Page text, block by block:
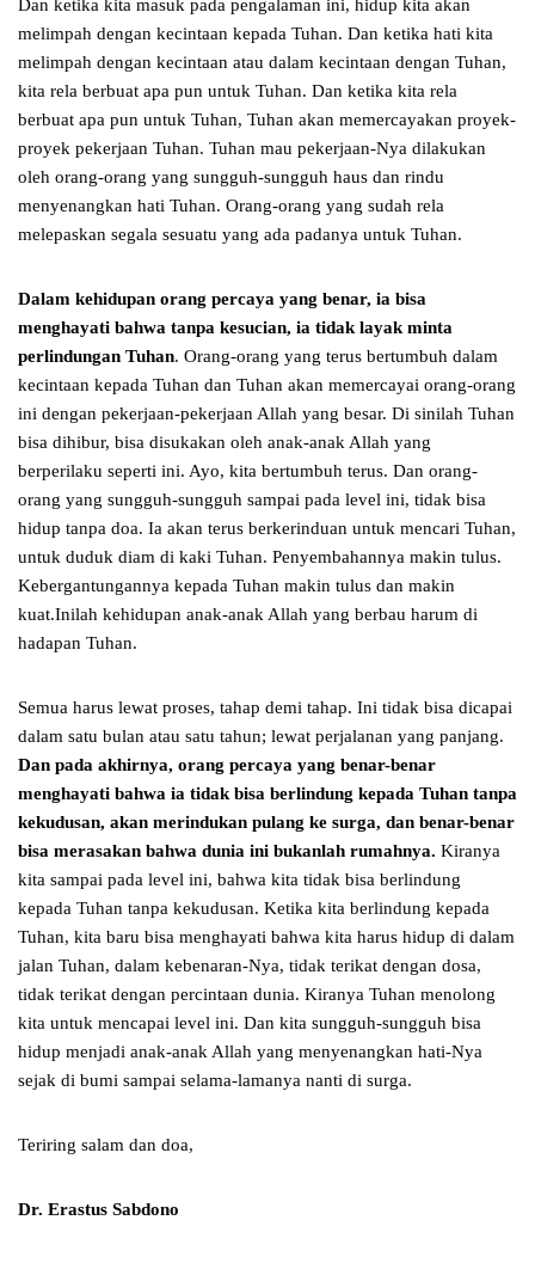
Dan ketika kita masuk pada pengalaman ini, hidup kita akan
melimpah dengan kecintaan kepada Tuhan. Dan ketika hati kita
melimpah dengan kecintaan atau dalam kecintaan dengan Tuhan,
kita rela berbuat apa pun untuk Tuhan. Dan ketika kita rela
berbuat apa pun untuk Tuhan, Tuhan akan memercayakan proyek-
proyek pekerjaan Tuhan. Tuhan mau pekerjaan-Nya dilakukan
oleh orang-orang yang sungguh-sungguh haus dan rindu
menyenangkan hati Tuhan. Orang-orang yang sudah rela
melepaskan segala sesuatu yang ada padanya untuk Tuhan.
Dalam kehidupan orang percaya yang benar, ia bisa
menghayati bahwa tanpa kesucian, ia tidak layak minta
perlindungan Tuhan. Orang-orang yang terus bertumbuh dalam
kecintaan kepada Tuhan dan Tuhan akan memercayai orang-orang
ini dengan pekerjaan-pekerjaan Allah yang besar. Di sinilah Tuhan
bisa dihibur, bisa disukakan oleh anak-anak Allah yang
berperilaku seperti ini. Ayo, kita bertumbuh terus. Dan orang-
orang yang sungguh-sungguh sampai pada level ini, tidak bisa
hidup tanpa doa. Ia akan terus berkerinduan untuk mencari Tuhan,
untuk duduk diam di kaki Tuhan. Penyembahannya makin tulus.
Kebergantungannya kepada Tuhan makin tulus dan makin
kuat.Inilah kehidupan anak-anak Allah yang berbau harum di
hadapan Tuhan.
Semua harus lewat proses, tahap demi tahap. Ini tidak bisa dicapai
dalam satu bulan atau satu tahun; lewat perjalanan yang panjang.
Dan pada akhirnya, orang percaya yang benar-benar
menghayati bahwa ia tidak bisa berlindung kepada Tuhan tanpa
kekudusan, akan merindukan pulang ke surga, dan benar-benar
bisa merasakan bahwa dunia ini bukanlah rumahnya. Kiranya
kita sampai pada level ini, bahwa kita tidak bisa berlindung
kepada Tuhan tanpa kekudusan. Ketika kita berlindung kepada
Tuhan, kita baru bisa menghayati bahwa kita harus hidup di dalam
jalan Tuhan, dalam kebenaran-Nya, tidak terikat dengan dosa,
tidak terikat dengan percintaan dunia. Kiranya Tuhan menolong
kita untuk mencapai level ini. Dan kita sungguh-sungguh bisa
hidup menjadi anak-anak Allah yang menyenangkan hati-Nya
sejak di bumi sampai selama-lamanya nanti di surga.
Teriring salam dan doa,
Dr. Erastus Sabdono